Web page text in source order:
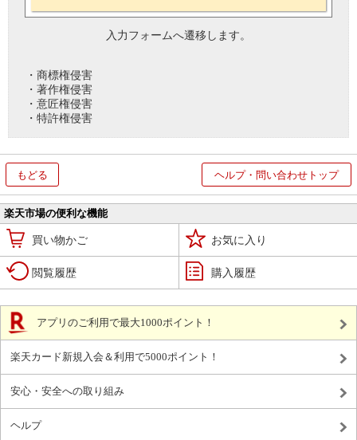
入力フォームへ遷移します。
・商標権侵害
・著作権侵害
・意匠権侵害
・特許権侵害
もどる ヘルプ・問い合わせトップ
楽天市場の便利な機能
買い物かご お気に入り
閲覧履歴 購入履歴
アプリのご利用で最大1000ポイント！
楽天カード新規入会＆利用で5000ポイント！
安心・安全への取り組み
ヘルプ